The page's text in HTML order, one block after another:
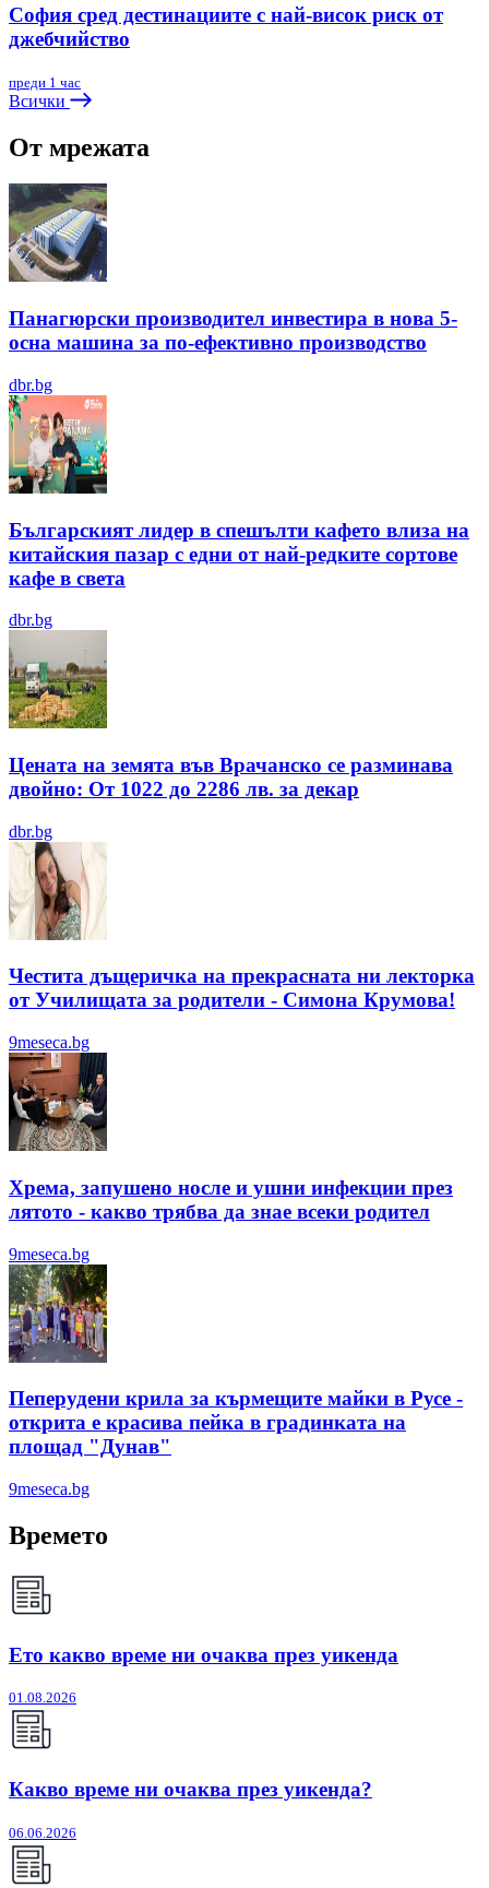
София сред дестинациите с най-висок риск от
джебчийство
преди 1 час
Всички
От мрежата
Панагюрски производител инвестира в нова 5-
осна машина за по-ефективно производство
dbr.bg
Българският лидер в спешълти кафето влиза на
китайския пазар с едни от най-редките сортове
кафе в света
dbr.bg
Цената на земята във Врачанско се разминава
двойно: От 1022 до 2286 лв. за декар
dbr.bg
Честита дъщеричка на прекрасната ни лекторка
от Училищата за родители - Симона Крумова!
9meseca.bg
Хрема, запушено носле и ушни инфекции през
лятотo - какво трябва да знае всеки родител
9meseca.bg
Пеперудени крила за кърмещите майки в Русе -
открита е красива пейка в градинката на
площад "Дунав"
9meseca.bg
Времето
Ето какво време ни очаква през уикенда
01.08.2026
Какво време ни очаква през уикенда?
06.06.2026